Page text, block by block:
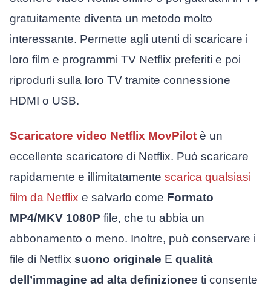
gratuitamente diventa un metodo molto
interessante. Permette agli utenti di scaricare i
loro film e programmi TV Netflix preferiti e poi
riprodurli sulla loro TV tramite connessione
HDMI o USB.
Scaricatore video Netflix MovPilotè un
eccellente scaricatore di Netflix. Può scaricare
rapidamente e illimitatamente scarica qualsiasi
film da Netflix e salvarlo come Formato
MP4/MKV 1080P file, che tu abbia un
abbonamento o meno. Inoltre, può conservare i
file di Netflix suono originale E qualità
dell’immagine ad alta definizionee ti consente